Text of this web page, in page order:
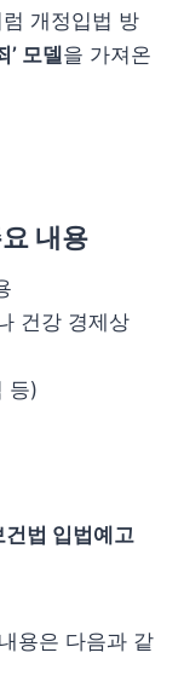
개정입법 방
’ 모델을 가져온
내용
건강 경제상
등)
건법 입법예고
용은 다음과 같